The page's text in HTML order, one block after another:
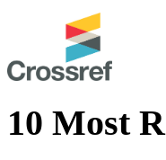
10 Most